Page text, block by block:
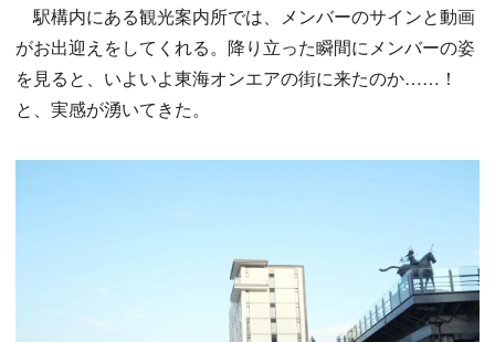
駅構内にある観光案内所では、メンバーのサインと動画
がお出迎えをしてくれる。降り立った瞬間にメンバーの姿
を見ると、いよいよ東海オンエアの街に来たのか……！
と、実感が湧いてきた。